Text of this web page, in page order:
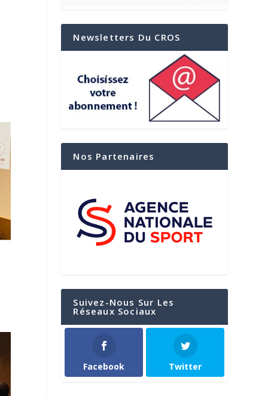
Newsletters Du CROS
Nos Partenaires
Suivez-Nous Sur Les
Réseaux Sociaux
Facebook Twitter